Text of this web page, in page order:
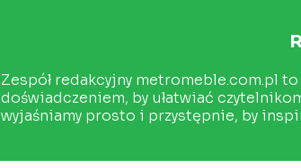
Zespół redakcyjny metromeble.com.pl
doświadczeniem, by ułatwiać
wyjaśniamy prosto i przystępnie, by